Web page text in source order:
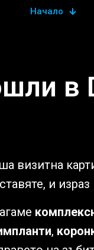
Начало
в
визитна
и
,